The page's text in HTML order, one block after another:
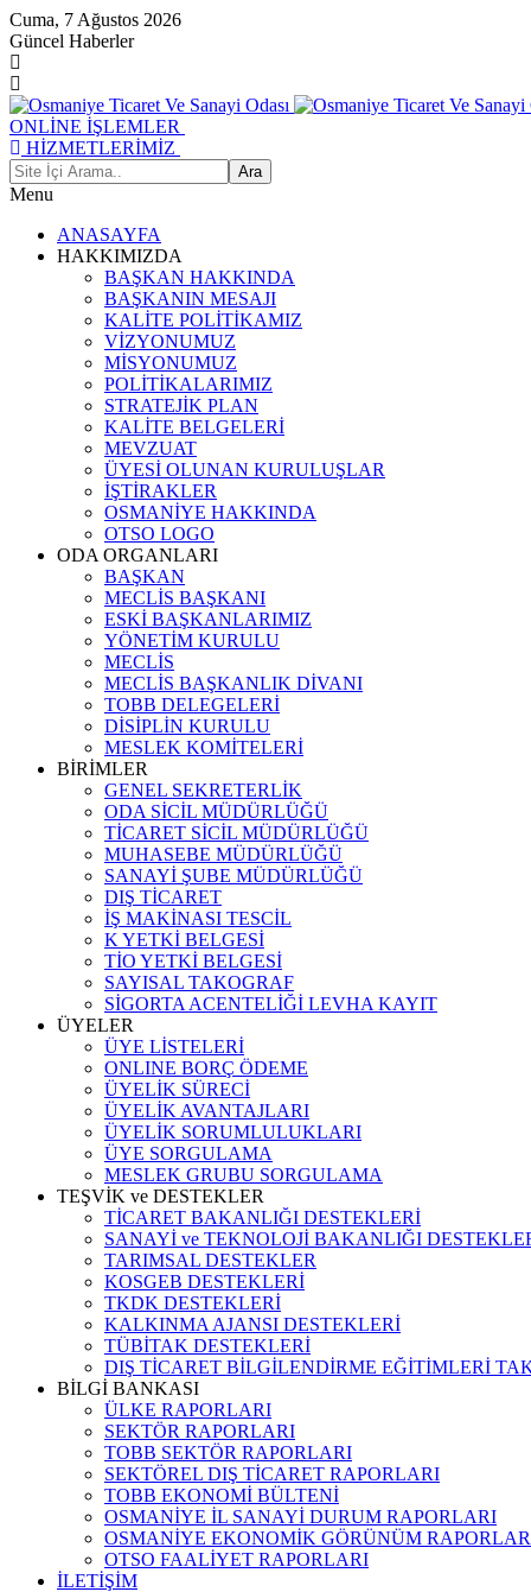
Cuma, 7 Ağustos 2026
Güncel Haberler
ONLİNE İŞLEMLER
HİZMETLERİMİZ
Menu
ANASAYFA
HAKKIMIZDA
BAŞKAN HAKKINDA
BAŞKANIN MESAJI
KALİTE POLİTİKAMIZ
VİZYONUMUZ
MİSYONUMUZ
POLİTİKALARIMIZ
STRATEJİK PLAN
KALİTE BELGELERİ
MEVZUAT
ÜYESİ OLUNAN KURULUŞLAR
İŞTİRAKLER
OSMANİYE HAKKINDA
OTSO LOGO
ODA ORGANLARI
BAŞKAN
MECLİS BAŞKANI
ESKİ BAŞKANLARIMIZ
YÖNETİM KURULU
MECLİS
MECLİS BAŞKANLIK DİVANI
TOBB DELEGELERİ
DİSİPLİN KURULU
MESLEK KOMİTELERİ
BİRİMLER
GENEL SEKRETERLİK
ODA SİCİL MÜDÜRLÜĞÜ
TİCARET SİCİL MÜDÜRLÜĞÜ
MUHASEBE MÜDÜRLÜĞÜ
SANAYİ ŞUBE MÜDÜRLÜĞÜ
DIŞ TİCARET
İŞ MAKİNASI TESCİL
K YETKİ BELGESİ
TİO YETKİ BELGESİ
SAYISAL TAKOGRAF
SİGORTA ACENTELİĞİ LEVHA KAYIT
ÜYELER
ÜYE LİSTELERİ
ONLINE BORÇ ÖDEME
ÜYELİK SÜRECİ
ÜYELİK AVANTAJLARI
ÜYELİK SORUMLULUKLARI
ÜYE SORGULAMA
MESLEK GRUBU SORGULAMA
TEŞVİK ve DESTEKLER
TİCARET BAKANLIĞI DESTEKLERİ
SANAYİ ve TEKNOLOJİ BAKANLIĞI
TARIMSAL DESTEKLER
KOSGEB DESTEKLERİ
TKDK DESTEKLERİ
KALKINMA AJANSI DESTEKLERİ
TÜBİTAK DESTEKLERİ
DIŞ TİCARET BİLGİLENDİRME EĞİTİMLERİ
BİLGİ BANKASI
ÜLKE RAPORLARI
SEKTÖR RAPORLARI
TOBB SEKTÖR RAPORLARI
SEKTÖREL DIŞ TİCARET RAPORLARI
TOBB EKONOMİ BÜLTENİ
OSMANİYE İL SANAYİ DURUM RAPORLARI
OSMANİYE EKONOMİK GÖRÜNÜM
OTSO FAALİYET RAPORLARI
İLETİŞİM